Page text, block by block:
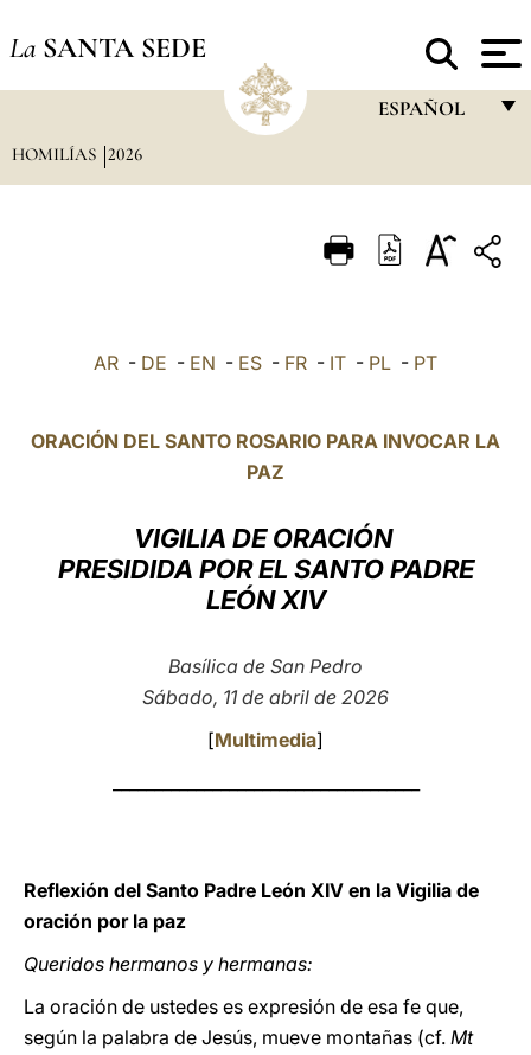
La SANTA SEDE
ESPAÑOL
ITALIANO
POLSKI
中文
LATINE
HOMILÍAS 2026
AR - DE - EN - ES - FR - IT - PL - PT
ORACIÓN DEL SANTO ROSARIO PARA INVOCAR LA
PAZ
VIGILIA DE ORACIÓN
PRESIDIDA POR EL SANTO PADRE
LEÓN XIV
Basílica de San Pedro
Sábado, 11 de abril de 2026
[Multimedia]
Reflexión del Santo Padre León XIV en la Vigilia de
oración por la paz
Queridos hermanos y hermanas:
La oración de ustedes es expresión de esa fe que,
según la palabra de Jesús, mueve montañas (cf. Mt